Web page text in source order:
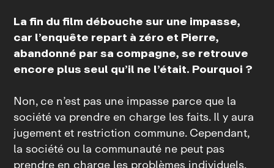
La fin du film débouche sur une impasse,
car l’enquête repart à zéro et Pierre,
abandonné par sa compagne, se retrouve
encore plus seul qu’il ne l’était. Pourquoi ?
Non, ce n’est pas une impasse parce que la
société va prendre en charge les faits. Il y aura
jugement et restriction commune. Cependant,
la société ou la communauté ne peut pas